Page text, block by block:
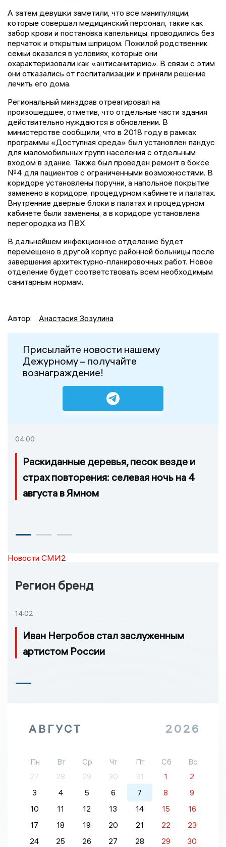
А затем девушки заметили, что все манипуляции,
которые совершал медицинский персонал, такие как
забор крови и постановка капельницы, проводились без
перчаток и открытым шприцом. Пожилой родственник
семьи оказался в условиях, которые они
охарактеризовали как «антисанитарию». В связи с этим
они отказались от госпитализации и приняли решение
лечить его дома.
Региональный минздрав отреагировал на
произошедшее, отметив, что отдельные части здания
действительно нуждаются в обновлении. В
министерстве сообщили, что в 2018 году в рамках
программы «Доступная среда» был установлен пандус
для маломобильных групп населения с отдельным
входом в здание. Также был проведен ремонт в боксе
№4 для пациентов с ограниченными возможностями. В
коридоре установлены поручни, а напольное покрытие
заменено в коридоре, процедурном кабинете и палатах.
Внутренние дверные блоки в палатах и процедурном
кабинете были заменены, а в коридоре установлена
перегородка из ПВХ.
В дальнейшем инфекционное отделение будет
перемещено в другой корпус районной больницы после
завершения архитектурно-планировочных работ. Новое
отделение будет соответствовать всем необходимым
санитарным нормам.
Автор: Анастасия Зозулина
Присылайте новости нашему
Дежурному – получайте
вознаграждение!
04:00
Раскиданные деревья, песок везде и
страх повторения: селевая ночь на 4
августа в Ямном
Новости СМИ2
Регион бренд
14:02
Иван Негробов стал заслуженным
артистом России
АВГУСТ 2026
Пн Вт Ср Чт Пт Сб
Вс
27
28 29 30 31 1
2
3
4 5 6 7 8
9
10
11 12 13 14 15
16
17
18 19 20 21 22
23
24
25 26 27 28 29 30